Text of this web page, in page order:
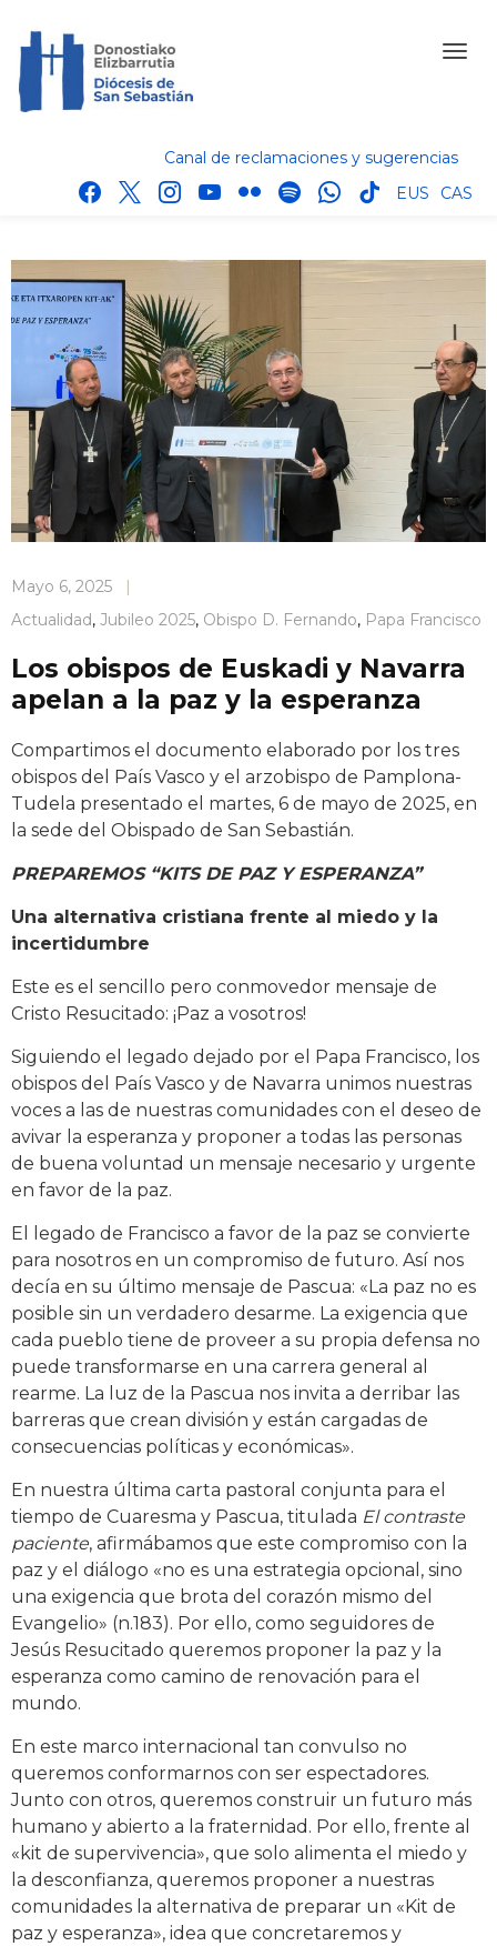
Canal de reclamaciones y sugerencias
facebook
x instagram
youtube
flickr spotifywhatsapp
tik
EUS CAS
Mayo 6, 2025
|
Actualidad, Jubileo 2025, Obispo D. Fernando, Papa Francisco
Los obispos de Euskadi y Navarra
apelan a la paz y la esperanza
Compartimos el documento elaborado por los tres
obispos del País Vasco y el arzobispo de Pamplona-
Tudela presentado el martes, 6 de mayo de 2025, en
la sede del Obispado de San Sebastián.
PREPAREMOS “KITS DE PAZ Y ESPERANZA”
Una alternativa cristiana frente al miedo y la
incertidumbre
Este es el sencillo pero conmovedor mensaje de
Cristo Resucitado: ¡Paz a vosotros!
Siguiendo el legado dejado por el Papa Francisco, los
obispos del País Vasco y de Navarra unimos nuestras
voces a las de nuestras comunidades con el deseo de
avivar la esperanza y proponer a todas las personas
de buena voluntad un mensaje necesario y urgente
en favor de la paz.
El legado de Francisco a favor de la paz se convierte
para nosotros en un compromiso de futuro. Así nos
decía en su último mensaje de Pascua: «La paz no es
posible sin un verdadero desarme. La exigencia que
cada pueblo tiene de proveer a su propia defensa no
puede transformarse en una carrera general al
rearme. La luz de la Pascua nos invita a derribar las
barreras que crean división y están cargadas de
consecuencias políticas y económicas».
En nuestra última carta pastoral conjunta para el
tiempo de Cuaresma y Pascua, titulada El contraste
paciente, afirmábamos que este compromiso con la
paz y el diálogo «no es una estrategia opcional, sino
una exigencia que brota del corazón mismo del
Evangelio» (n.183). Por ello, como seguidores de
Jesús Resucitado queremos proponer la paz y la
esperanza como camino de renovación para el
mundo.
En este marco internacional tan convulso no
queremos conformarnos con ser espectadores.
Junto con otros, queremos construir un futuro más
humano y abierto a la fraternidad. Por ello, frente al
«kit de supervivencia», que solo alimenta el miedo y
la desconfianza, queremos proponer a nuestras
comunidades la alternativa de preparar un «Kit de
paz y esperanza», idea que concretaremos y